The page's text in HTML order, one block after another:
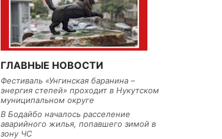
ГЛАВНЫЕ НОВОСТИ
Фестиваль «Унгинская баранина –
энергия степей» проходит в Нукутском
муниципальном округе
В Бодайбо началось расселение
аварийного жилья, попавшего зимой в
зону ЧС